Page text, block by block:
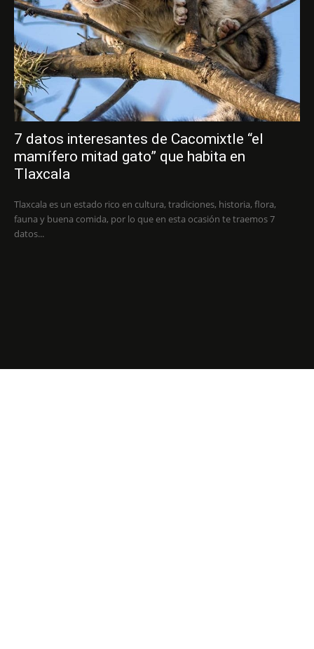
7 datos interesantes de Cacomixtle “el
mamífero mitad gato” que habita en
Tlaxcala
Tlaxcala es un estado rico en cultura, tradiciones, historia, flora,
fauna y buena comida, por lo que en esta ocasión te traemos 7
datos...